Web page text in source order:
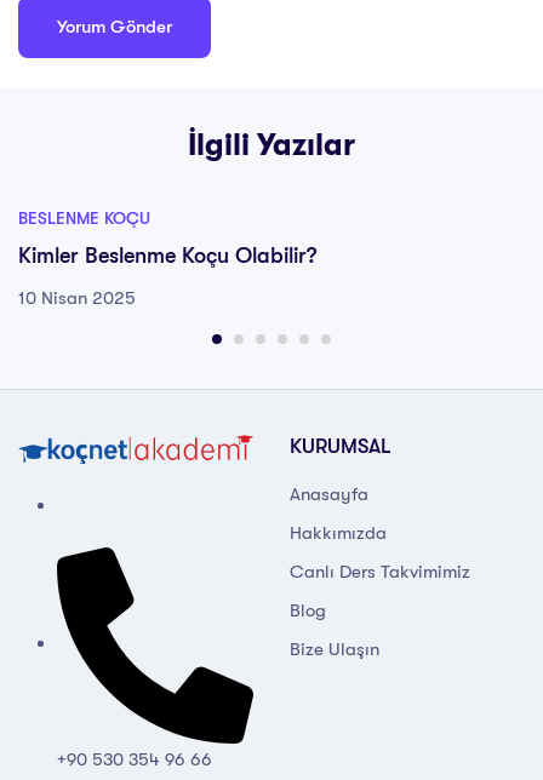
İlgili Yazılar
BESLENME KOÇU
Kimler Beslenme Koçu Olabilir?
10 Nisan 2025
+90 530 354 96 66
KURUMSAL
Anasayfa
Hakkımızda
Canlı Ders Takvimimiz
Blog
Bize Ulaşın